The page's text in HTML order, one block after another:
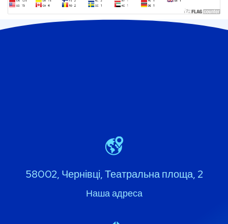
58002, Чернівці, Театральна площа, 2
Наша адреса